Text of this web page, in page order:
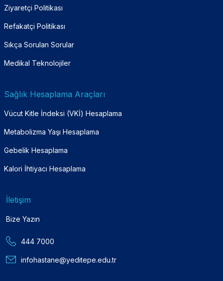
Ziyaretçi Politikası
Refakatçi Politikası
Sıkça Sorulan Sorular
Medikal Teknolojiler
Sağlık Hesaplama Araçları
Vücut Kitle İndeksi (VKİ) Hesaplama
Metabolizma Yaşı Hesaplama
Gebelik Hesaplama
Kalori İhtiyacı Hesaplama
İletişim
Bize Yazın
444 7000
infohastane@yeditepe.edu.tr